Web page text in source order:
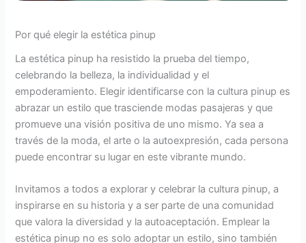
Por qué elegir la estética pinup
La estética pinup ha resistido la prueba del tiempo,
celebrando la belleza, la individualidad y el
empoderamiento. Elegir identificarse con la cultura pinup es
abrazar un estilo que trasciende modas pasajeras y que
promueve una visión positiva de uno mismo. Ya sea a
través de la moda, el arte o la autoexpresión, cada persona
puede encontrar su lugar en este vibrante mundo.
Invitamos a todos a explorar y celebrar la cultura pinup, a
inspirarse en su historia y a ser parte de una comunidad
que valora la diversidad y la autoaceptación. Emplear la
estética pinup no es solo adoptar un estilo, sino también